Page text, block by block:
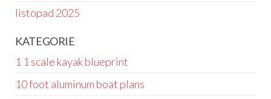
listopad 2025
KATEGORIE
1 1 scale kayak blueprint
10 foot aluminum boat plans